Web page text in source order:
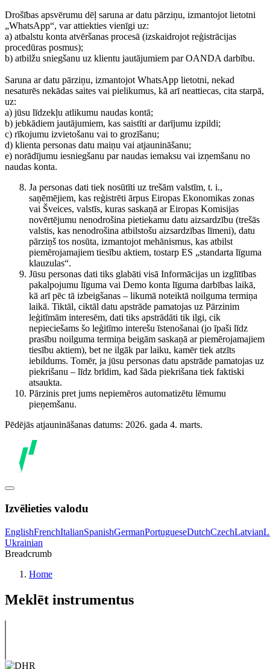
Drošības apsvērumu dēļ saruna ar datu pārziņu, izmantojot lietotni
„WhatsApp“, var attiekties vienīgi uz:
a) atbalstu konta atvēršanas procesā (izskaidrojot reģistrācijas
procedūras posmus);
b) atbilžu sniegšanu uz klientu jautājumiem par OANDA darbību.
Saruna ar datu pārziņu, izmantojot WhatsApp lietotni, nekad
nesaturēs nekādas saites vai pielikumus, kā arī neattiecas, cita starpā,
uz:
a) jūsu līdzekļu atlikumu naudas kontā;
b) jebkādiem jautājumiem, kas saistīti ar darījumu izpildi;
c) rīkojumu izvietošanu vai to grozīšanu;
d) klienta personas datu maiņu vai atjaunināšanu;
e) norādījumu iesniegšanu par naudas iemaksu vai izņemšanu no
naudas konta.
Ja personas dati tiek nosūtīti uz trešām valstīm, t. i.,
saņēmējiem, kas reģistrēti ārpus Eiropas Ekonomikas zonas
vai Šveices, valstīs, kuras saskaņā ar Eiropas Komisijas
novērtējumu nenodrošina pietiekamu datu aizsardzību (trešās
valstis, kas nenodrošina atbilstošu aizsardzības līmeni), datu
pārziņš tos nosūta, izmantojot mehānismus, kas atbilst
piemērojamajiem tiesību aktiem, tostarp ES „standarta līguma
klauzulas“.
Jūsu personas dati tiks glabāti visā Informācijas un izglītības
pakalpojumu līguma vai Demo konta līguma darbības laikā,
kā arī pēc tā izbeigšanas – likumā noteiktā noilguma termiņa
laikā. Tiktāl, ciktāl datu apstrāde pamatojas uz Pārzinim
leģitīmām interesēm, dati tiks apstrādāti tik ilgi, cik
nepieciešams šo leģitīmo interešu īstenošanai (jo īpaši līdz
prasību noilguma termiņa beigām saskaņā ar piemērojamajiem
tiesību aktiem), bet ne ilgāk par laiku, kamēr tiek atzīts
iebildums. Tomēr, ja jūsu personas datu apstrāde pamatojas uz
piekrišanu – līdz brīdim, kad šāda piekrišana tiek faktiski
atsaukta.
Pārzinis pret jums nepiemēros automatizētu lēmumu
pieņemšanu.
Pēdējās atjaunināšanas datums: 2026. gada 4. marts.
Izvēlieties valodu
EnglishFrenchItalianSpanishGermanPortugueseDutchCzechLatvian
Ukrainian
Breadcrumb
Home
Meklēt instrumentus